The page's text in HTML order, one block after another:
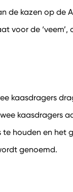
de kazen op de
voor de
kaasdragers
kaasdragers
te houden en
genoemd.